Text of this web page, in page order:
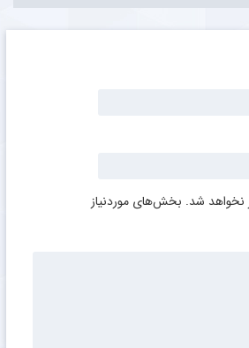
نخواهد شد. بخش‌های موردنیاز